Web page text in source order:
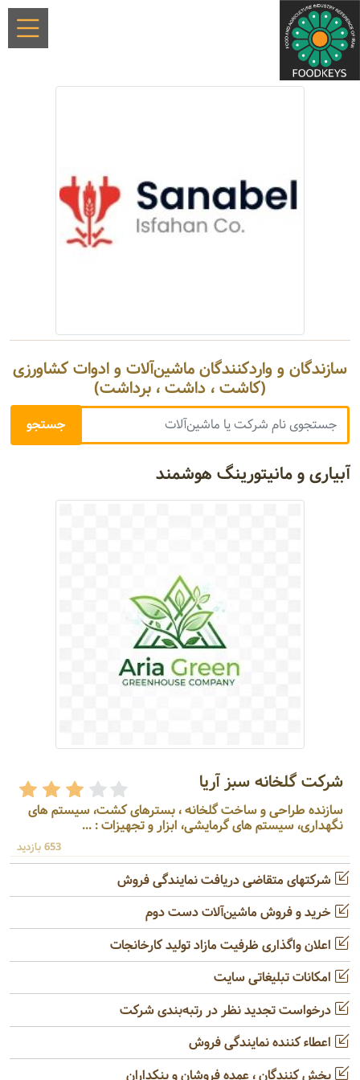
سازندگان و واردکنندگان ماشین‌آلات و ادوات کشاورزی
(کاشت ، داشت ، برداشت)
آبیاری و مانیتورینگ هوشمند
شرکت گلخانه سبز آریا
سازنده طراحی و ساخت گلخانه ، بسترهای کشت، سیستم های
نگهداری، سیستم های گرمایشی، ابزار و تجهیزات : ...
653 بازدید
شرکتهای متقاضی دریافت نمایندگی فروش
خرید و فروش ماشین‌آلات دست دوم
اعلان واگذاری ظرفیت مازاد تولید کارخانجات
امکانات تبلیغاتی سایت
درخواست تجدید نظر در رتبه‌بندی شرکت
اعطاء کننده نمایندگی فروش
پخش کنندگان ، عمده فروشان و بنکداران